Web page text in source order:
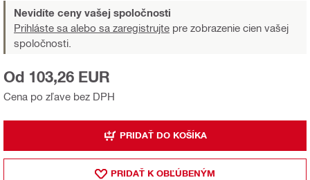
Nevidíte ceny vašej spoločnosti
Prihláste sa alebo sa zaregistrujte pre zobrazenie cien vašej
spoločnosti.
Cena po zľave bez DPH
Od 103,26 EUR
PRIDAŤ DO KOŠÍKA
PRIDAŤ K OBĽÚBENÝM